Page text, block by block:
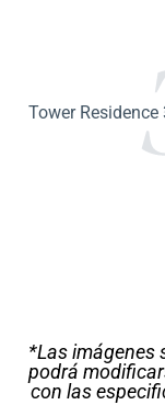
Tower Residence
*Las imágenes
podrá
con las